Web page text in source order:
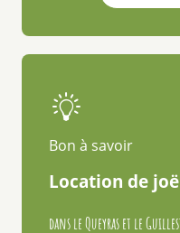
Bon à savoir
Location de
dans le Queyras et le